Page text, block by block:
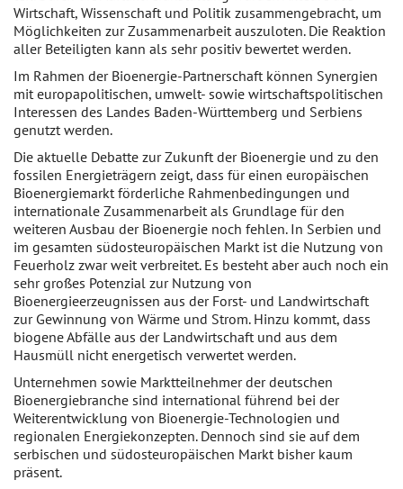
Wirtschaft, Wissenschaft und Politik zusammengebracht, um
Möglichkeiten zur Zusammenarbeit auszuloten. Die Reaktion
aller Beteiligten kann als sehr positiv bewertet werden.
Im Rahmen der Bioenergie-Partnerschaft können Synergien
mit europapolitischen, umwelt- sowie wirtschaftspolitischen
Interessen des Landes Baden-Württemberg und Serbiens
genutzt werden.
Die aktuelle Debatte zur Zukunft der Bioenergie und zu den
fossilen Energieträgern zeigt, dass für einen europäischen
Bioenergiemarkt förderliche Rahmenbedingungen und
internationale Zusammenarbeit als Grundlage für den
weiteren Ausbau der Bioenergie noch fehlen. In Serbien und
im gesamten südosteuropäischen Markt ist die Nutzung von
Feuerholz zwar weit verbreitet. Es besteht aber auch noch ein
sehr großes Potenzial zur Nutzung von
Bioenergieerzeugnissen aus der Forst- und Landwirtschaft
zur Gewinnung von Wärme und Strom. Hinzu kommt, dass
biogene Abfälle aus der Landwirtschaft und aus dem
Hausmüll nicht energetisch verwertet werden.
Unternehmen sowie Marktteilnehmer der deutschen
Bioenergiebranche sind international führend bei der
Weiterentwicklung von Bioenergie-Technologien und
regionalen Energiekonzepten. Dennoch sind sie auf dem
serbischen und südosteuropäischen Markt bisher kaum
präsent.